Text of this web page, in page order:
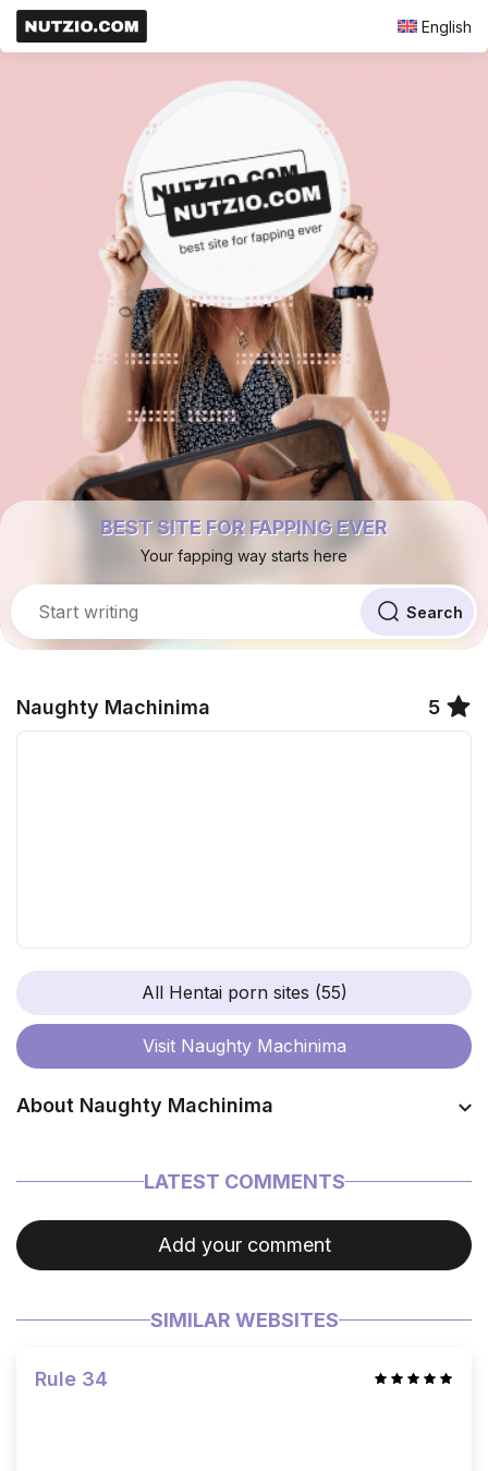
English
BEST SITE FOR FAPPING EVER
Your fapping way starts here
Naughty Machinima 5
All Hentai porn sites (55)
Visit Naughty Machinima
About Naughty Machinima
LATEST COMMENTS
Add your comment
SIMILAR WEBSITES
Rule 34